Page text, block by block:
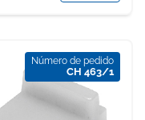
Número de pedido
CH 463/1